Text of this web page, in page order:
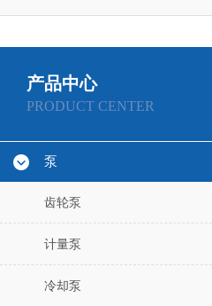
产品中心
PRODUCT CENTER
泵
齿轮泵
计量泵
冷却泵